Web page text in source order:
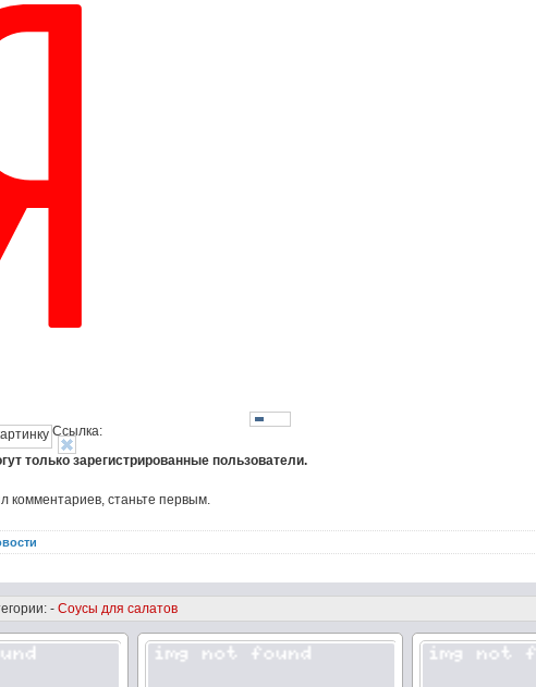
Ссылка:
только зарегистрированные пользователи.
комментариев, станьте первым.
-Соусы для салатов